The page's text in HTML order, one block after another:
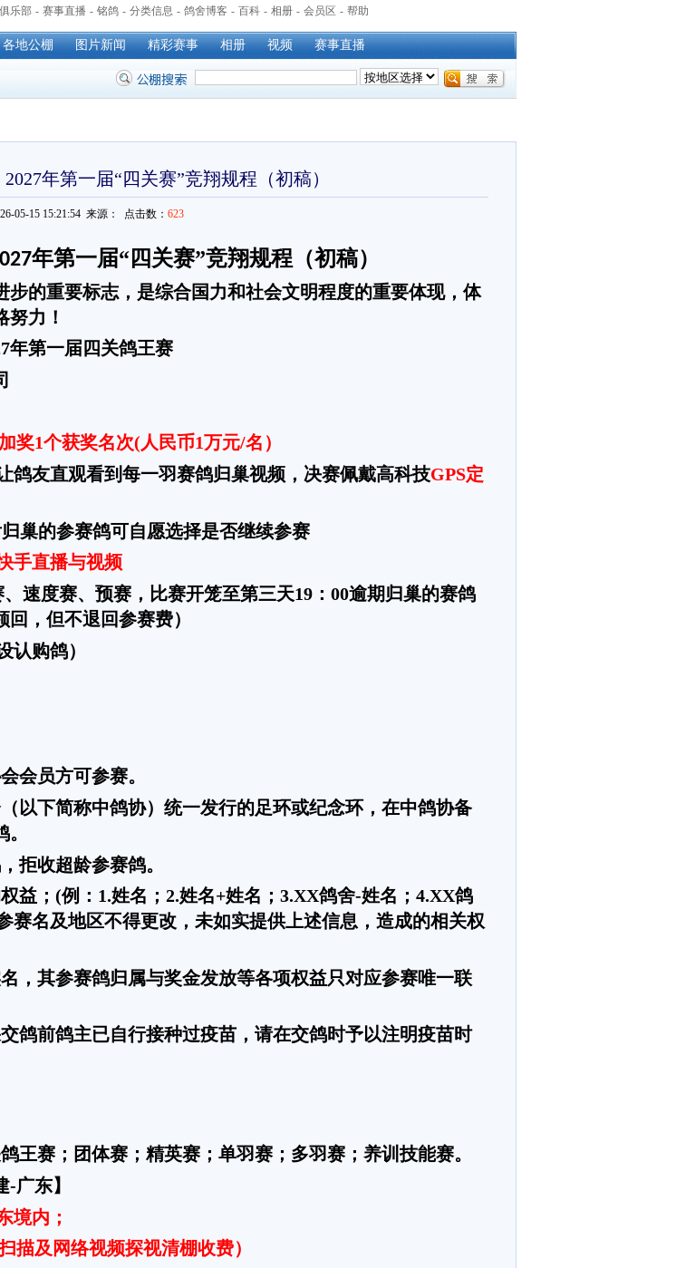
俱乐部 - 赛事直播 - 铭鸽 - 分类信息 - 鸽舍博客 - 百科 - 相册 - 会员区 - 帮助
各地公棚 图片新闻 精彩赛事 相册 视频 赛事直播
年第一届“四关赛”竞翔规程（初稿）
05-15 15:21:54 来源： 点击数： 623
年第一届“四关赛”竞翔规程 （初稿）
的重要标志，是综合国力和社会文明程度的重要体现，体
努力！
年第一届四关鸽王赛
奖1个获奖名次(人民币1万元/名）
鸽友直观看到每一羽赛鸽归巢视频，决赛佩戴高科技GPS定
巢的参赛鸽可自愿选择是否继续参赛
手直播与视频
、速度赛、预赛，比赛开笼至第三天19：00逾期归巢的赛鸽
，但不退回参赛费）
认购鸽）
会员方可参赛。
以下简称中鸽协）统一发行的足环或纪念环，在中鸽协备
拒收超龄参赛鸽。
益；(例：1.姓名；2.姓名+姓名；3.XX鸽舍-姓名；4.XX鸽
赛名及地区不得更改，未如实提供上述信息，造成的相关权
，其参赛鸽归属与奖金发放等各项权益只对应参赛唯一联
鸽前鸽主已自行接种过疫苗，请在交鸽时予以注明疫苗时
王赛；团体赛；精英赛；单羽赛；多羽赛；养训技能赛。
-广东】
境内；
描及网络视频探视清棚收费）